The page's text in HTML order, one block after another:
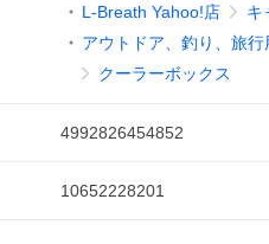
L-Breath Yahoo!店 キ
アウトドア、釣り、旅行
クーラーボックス
4992826454852
10652228201